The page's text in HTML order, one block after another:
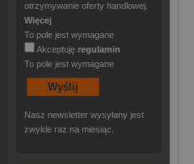
otrzymywanie oferty handlowej.
Więcej
To pole jest wymagane
Akceptuję regulamin
To pole jest wymagane
Nasz newsletter wysyłany jest
zwykle raz na miesiąc.